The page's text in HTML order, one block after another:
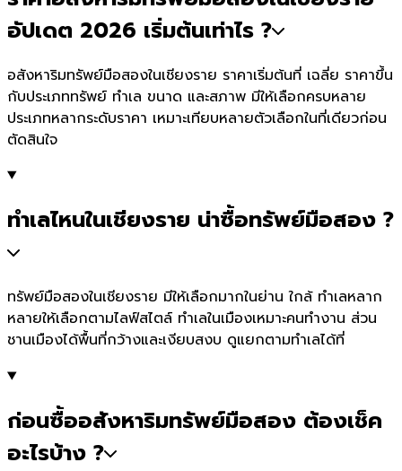
อัปเดต 2026 เริ่มต้นเท่าไร ?
อสังหาริมทรัพย์มือสองในเชียงราย ราคาเริ่มต้นที่ เฉลี่ย ราคาขึ้น
กับประเภททรัพย์ ทำเล ขนาด และสภาพ มีให้เลือกครบหลาย
ประเภทหลากระดับราคา เหมาะเทียบหลายตัวเลือกในที่เดียวก่อน
ตัดสินใจ
ทำเลไหนในเชียงราย น่าซื้อทรัพย์มือสอง ?
ทรัพย์มือสองในเชียงราย มีให้เลือกมากในย่าน ใกล้ ทำเลหลาก
หลายให้เลือกตามไลฟ์สไตล์ ทำเลในเมืองเหมาะคนทำงาน ส่วน
ชานเมืองได้พื้นที่กว้างและเงียบสงบ ดูแยกตามทำเลได้ที่
ก่อนซื้ออสังหาริมทรัพย์มือสอง ต้องเช็ค
อะไรบ้าง ?